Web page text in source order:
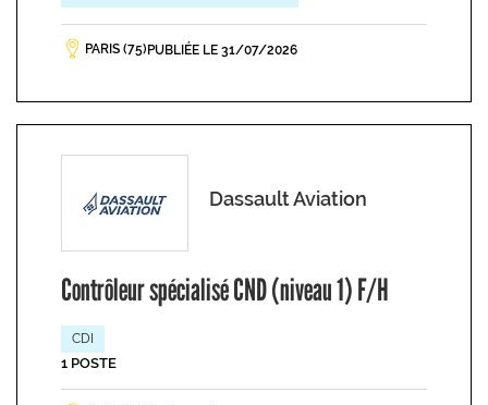
PARIS (75) PUBLIÉE LE 31/07/2026
Dassault Aviation
Contrôleur spécialisé CND (niveau 1) F/H
CDI
1 POSTE